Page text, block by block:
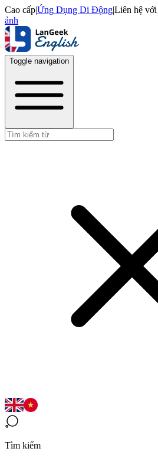
Cao cấp|Ứng Dụng Di Động|Liên hệ
ảnh
Toggle navigation
Tìm kiếm